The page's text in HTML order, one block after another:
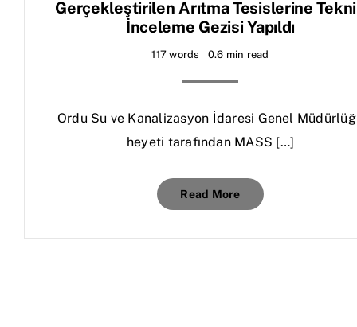
Gerçekleştirilen Arıtma Tesislerine
İnceleme Gezisi Yapıldı
117 words 0.6 min read
Ordu Su ve Kanalizasyon İdaresi Genel
heyeti tarafından MASS […]
Read More